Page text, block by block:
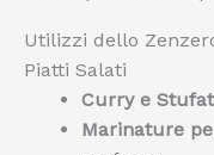
Utilizzi dello
Piatti Salati
Curry e
Marinature